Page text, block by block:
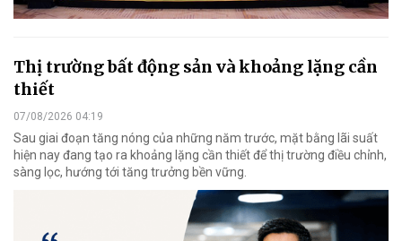
Thị trường bất động sản và khoảng lặng cần
thiết
07/08/2026 04:19
Sau giai đoạn tăng nóng của những năm trước, mặt bằng lãi suất
hiện nay đang tạo ra khoảng lặng cần thiết để thị trường điều chỉnh,
sàng lọc, hướng tới tăng trưởng bền vững.